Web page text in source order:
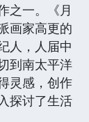
一。《月
画家高更的
人，人届中
到南太平洋
灵感，创作
探讨了生活